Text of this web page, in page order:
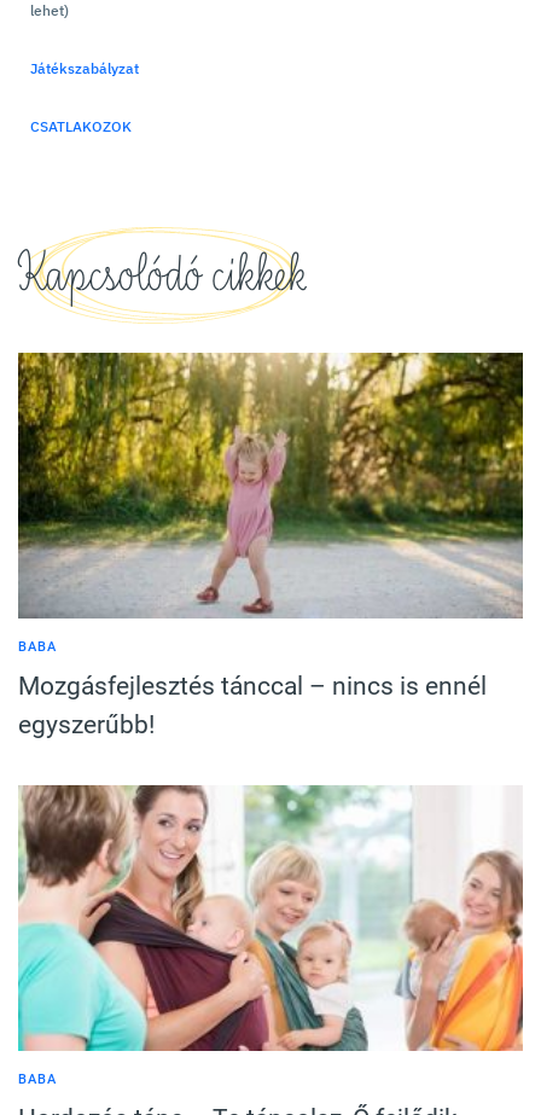
lehet)
Játékszabályzat
CSATLAKOZOK
Kapcsolódó cikkek
BABA
Mozgásfejlesztés tánccal – nincs is ennél
egyszerűbb!
BABA